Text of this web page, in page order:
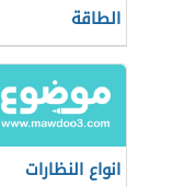
الطاقة
انواع النظارات